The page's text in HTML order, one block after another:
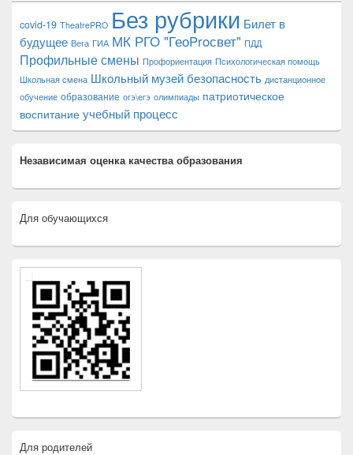
covid-19 TheatrePRO Без рубрики Билет в
будущее Вега ГИА МК РГО "ГеоProсвет" ПДД
Профильные смены Профориентация Психологическая помощь
Школьная смена Школьный музей безопасность дистанционное
обучение образование огэ\егэ олимпиады патриотическое
воспитание учебный процесс
Независимая оценка качества образования
Для обучающихся
Для родителей